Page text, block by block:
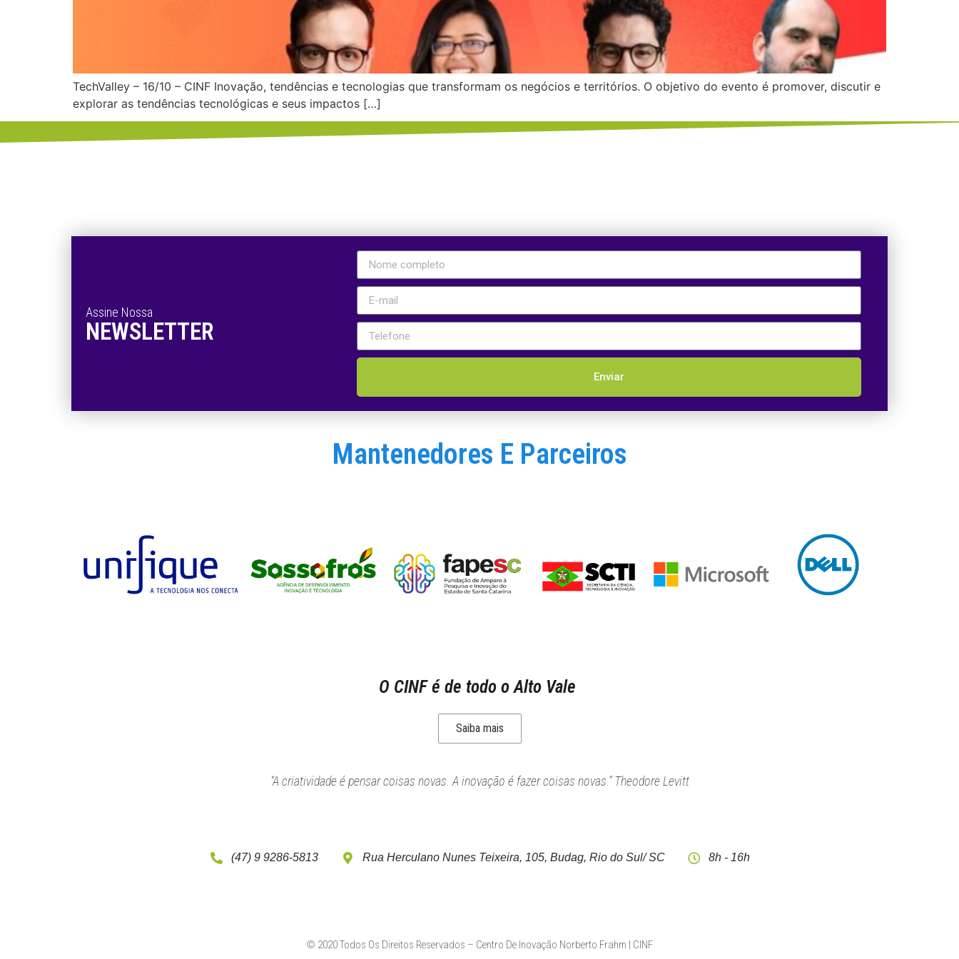
TechValley – 16/10 – CINF Inovação, tendências e tecnologias que transformam os negócios e territórios. O objetivo do evento é promover, discutir e
explorar as tendências tecnológicas e seus impactos […]
Assine Nossa
NEWSLETTER
Enviar
Mantenedores E Parceiros
O CINF é de todo o Alto Vale
Saiba mais
“A criatividade é pensar coisas novas. A inovação é fazer coisas novas.” Theodore Levitt
(47) 9 9286-5813 Rua Herculano Nunes Teixeira, 105, Budag, Rio do Sul/ SC 8h - 16h
© 2020 Todos Os Direitos Reservados – Centro De Inovação Norberto Frahm | CINF